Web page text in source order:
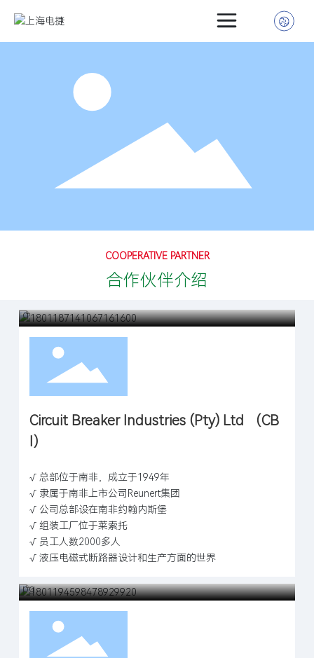
COOPERATIVE PARTNER
合作伙伴介绍
Circuit Breaker Industries (Pty) Ltd （CB
I）
√ 总部位于南非，成立于1949年
√ 隶属于南非上市公司Reunert集团
√ 公司总部设在南非约翰内斯堡
√ 组装工厂位于莱索托
√ 员工人数2000多人
√ 液压电磁式断路器设计和生产方面的世界